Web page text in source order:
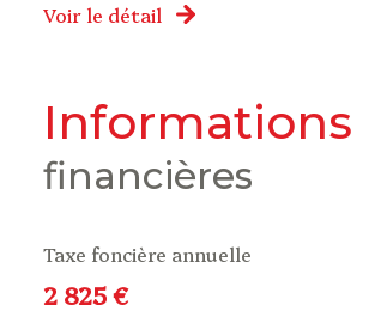
Voir le détail
informations
financières
Taxe foncière annuelle
2 825 €